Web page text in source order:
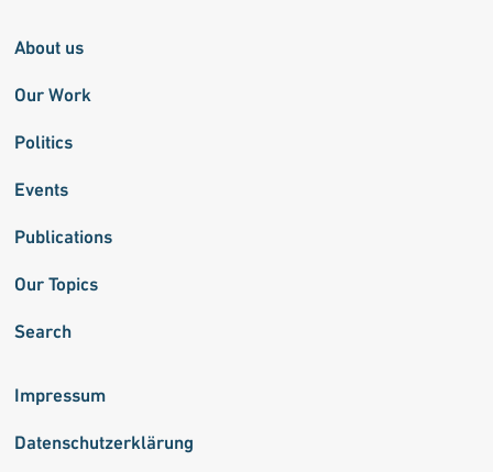
About us
Our Work
Politics
Events
Publications
Our Topics
Search
Impressum
Datenschutzerklärung